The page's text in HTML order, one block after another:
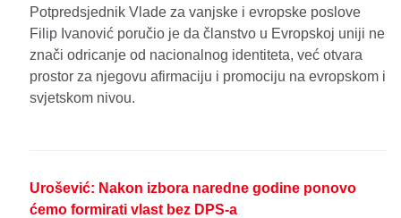
Potpredsjednik Vlade za vanjske i evropske poslove
Filip Ivanović poručio je da članstvo u Evropskoj uniji ne
znači odricanje od nacionalnog identiteta, već otvara
prostor za njegovu afirmaciju i promociju na evropskom i
svjetskom nivou.
Urošević: Nakon izbora naredne godine ponovo
ćemo formirati vlast bez DPS-a